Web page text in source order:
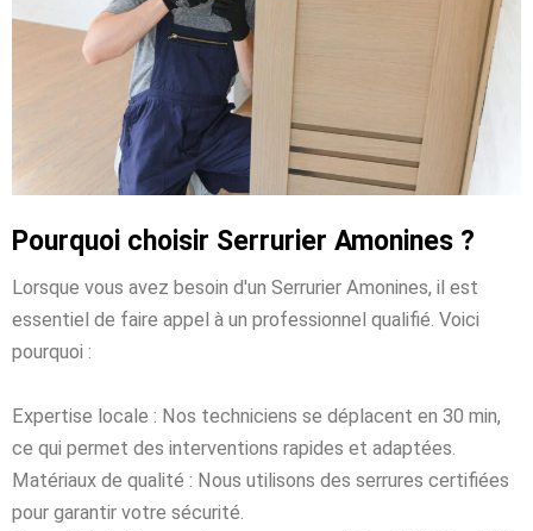
Pourquoi choisir Serrurier Amonines ?
Lorsque vous avez besoin d'un Serrurier Amonines, il est
essentiel de faire appel à un professionnel qualifié. Voici
pourquoi :
Expertise locale : Nos techniciens se déplacent en 30 min,
ce qui permet des interventions rapides et adaptées.
Matériaux de qualité : Nous utilisons des serrures certifiées
pour garantir votre sécurité.